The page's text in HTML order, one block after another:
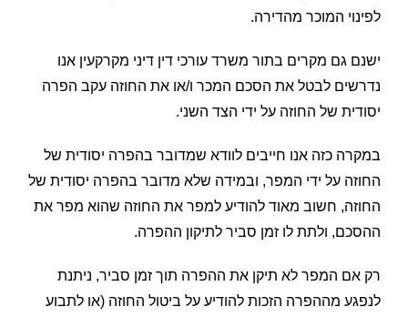
לפינוי המוכר מהדירה.
ישנם גם מקרים בתור משרד עורכי דין דיני מקרקעין אנו
נדרשים לבטל את הסכם המכר ו/או את החוזה עקב הפרה
יסודית של החוזה על ידי הצד השני.
במקרה כזה אנו חייבים לוודא שמדובר בהפרה יסודית של
החוזה על ידי המפר, ובמידה שלא מדובר בהפרה יסודית של
החוזה, חשוב מאוד להודיע למפר את החוזה שהוא מפר את
ההסכם, ולתת לו זמן סביר לתיקון ההפרה.
רק אם המפר לא תיקן את ההפרה תוך זמן סביר, ניתנת
לנפגע מההפרה הזכות להודיע על ביטול החוזה (או לתבוע